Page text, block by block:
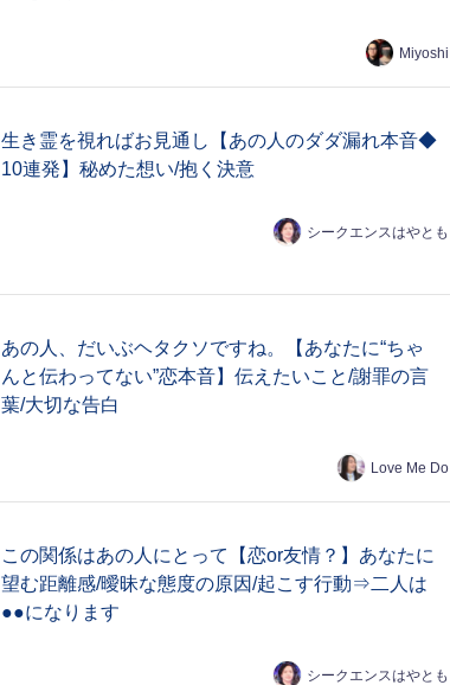
Miyoshi
生き霊を視ればお見通し【あの人のダダ漏れ本音◆
10連発】秘めた想い/抱く決意
シークエンスはやとも
あの人、だいぶヘタクソですね。【あなたに“ちゃ
んと伝わってない”恋本音】伝えたいこと/謝罪の言
葉/大切な告白
Love Me Do
この関係はあの人にとって【恋or友情？】あなたに
望む距離感/曖昧な態度の原因/起こす行動⇒二人は
●●になります
シークエンスはやとも